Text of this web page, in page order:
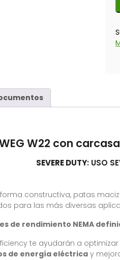
W22 con
SEVERE DUTY: USO
constructiva, patas
para las más diversas
de rendimiento NEMA
te ayudarán a
de energía eléctricay